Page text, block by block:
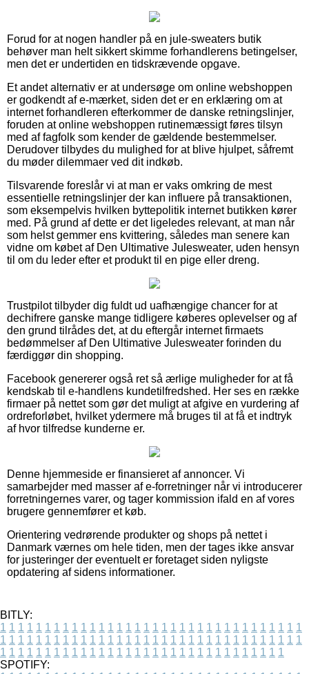
Forud for at nogen handler på en jule-sweaters butik
behøver man helt sikkert skimme forhandlerens betingelser,
men det er undertiden en tidskrævende opgave.
Et andet alternativ er at undersøge om online webshoppen
er godkendt af e-mærket, siden det er en erklæring om at
internet forhandleren efterkommer de danske retningslinjer,
foruden at online webshoppen rutinemæssigt føres tilsyn
med af fagfolk som kender de gældende bestemmelser.
Derudover tilbydes du mulighed for at blive hjulpet, såfremt
du møder dilemmaer ved dit indkøb.
Tilsvarende foreslår vi at man er vaks omkring de mest
essentielle retningslinjer der kan influere på transaktionen,
som eksempelvis hvilken byttepolitik internet butikken kører
med. På grund af dette er det ligeledes relevant, at man når
som helst gemmer ens kvittering, således man senere kan
vidne om købet af Den Ultimative Julesweater, uden hensyn
til om du leder efter et produkt til en pige eller dreng.
Trustpilot tilbyder dig fuldt ud uafhængige chancer for at
dechifrere ganske mange tidligere køberes oplevelser og af
den grund tilrådes det, at du eftergår internet firmaets
bedømmelser af Den Ultimative Julesweater forinden du
færdiggør din shopping.
Facebook genererer også ret så ærlige muligheder for at få
kendskab til e-handlens kundetilfredshed. Her ses en række
firmaer på nettet som gør det muligt at afgive en vurdering af
ordreforløbet, hvilket ydermere må bruges til at få et indtryk
af hvor tilfredse kunderne er.
Denne hjemmeside er finansieret af annoncer. Vi
samarbejder med masser af e-forretninger når vi introducerer
forretningernes varer, og tager kommission ifald en af vores
brugere gennemfører et køb.
Orientering vedrørende produkter og shops på nettet i
Danmark værnes om hele tiden, men der tages ikke ansvar
for justeringer der eventuelt er foretaget siden nyligste
opdatering af sidens informationer.
BITLY:
1 1 1 1 1 1 1 1 1 1 1 1 1 1 1 1 1 1 1 1 1 1 1 1 1 1 1 1 1 1 1 1 1 1
1 1 1 1 1 1 1 1 1 1 1 1 1 1 1 1 1 1 1 1 1 1 1 1 1 1 1 1 1 1 1 1 1 1
1 1 1 1 1 1 1 1 1 1 1 1 1 1 1 1 1 1 1 1 1 1 1 1 1 1 1 1 1 1 1 1
SPOTIFY: